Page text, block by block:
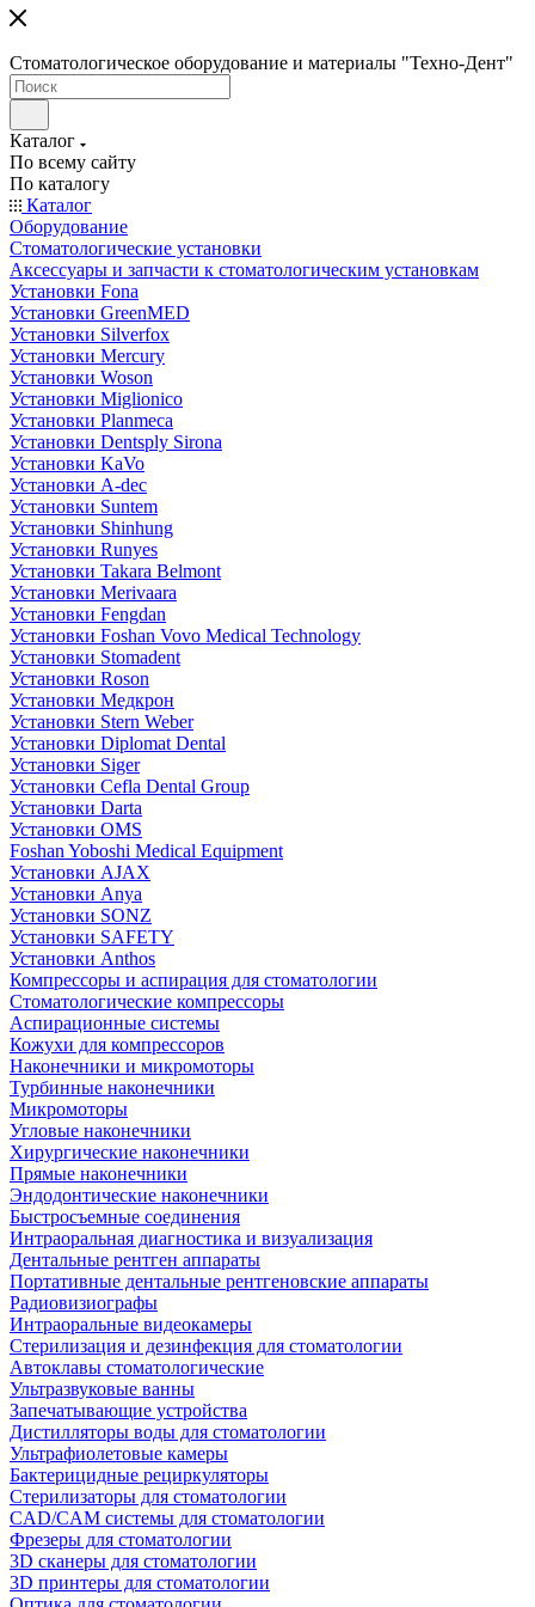
Стоматологическое оборудование и материалы "Техно-Дент"
Каталог
По всему сайту
По каталогу
Каталог
Оборудование
Стоматологические установки
Аксессуары и запчасти к стоматологическим установкам
Установки Fona
Установки GreenMED
Установки Silverfox
Установки Mercury
Установки Woson
Установки Miglionico
Установки Planmeca
Установки Dentsply Sirona
Установки KaVo
Установки A-dec
Установки Suntem
Установки Shinhung
Установки Runyes
Установки Takara Belmont
Установки Merivaara
Установки Fengdan
Установки Foshan Vovo Medical Technology
Установки Stomadent
Установки Roson
Установки Медкрон
Установки Stern Weber
Установки Diplomat Dental
Установки Siger
Установки Cefla Dental Group
Установки Darta
Установки OMS
Foshan Yoboshi Medical Equipment
Установки AJAX
Установки Anya
Установки SONZ
Установки SAFETY
Установки Anthos
Компрессоры и аспирация для стоматологии
Стоматологические компрессоры
Аспирационные системы
Кожухи для компрессоров
Наконечники и микромоторы
Турбинные наконечники
Микромоторы
Угловые наконечники
Хирургические наконечники
Прямые наконечники
Эндодонтические наконечники
Быстросъемные соединения
Интраоральная диагностика и визуализация
Дентальные рентген аппараты
Портативные дентальные рентгеновские аппараты
Радиовизиографы
Интраоральные видеокамеры
Стерилизация и дезинфекция для стоматологии
Автоклавы стоматологические
Ультразвуковые ванны
Запечатывающие устройства
Дистилляторы воды для стоматологии
Ультрафиолетовые камеры
Бактерицидные рециркуляторы
Стерилизаторы для стоматологии
CAD/CAM системы для стоматологии
Фрезеры для стоматологии
3D cканеры для стоматологии
3D принтеры для стоматологии